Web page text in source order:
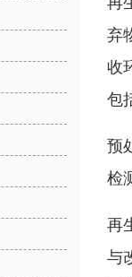
弃
收
包
预
检
再
与